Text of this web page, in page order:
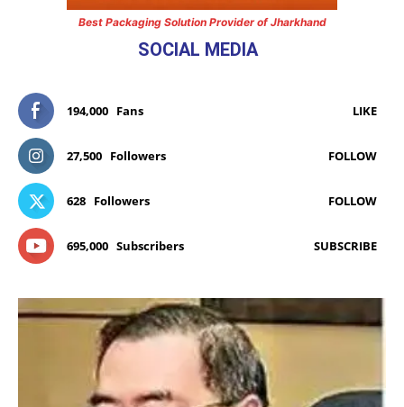
Best Packaging Solution Provider of Jharkhand
SOCIAL MEDIA
194,000 Fans LIKE
27,500 Followers FOLLOW
628 Followers FOLLOW
695,000 Subscribers SUBSCRIBE